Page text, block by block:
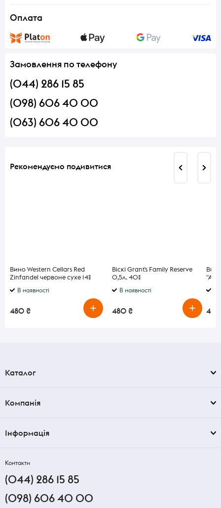
Оплата
Замовлення по телефону
(044) 286 15 85
(098) 606 40 00
(063) 606 40 00
Рекомендуємо подивитися
Вино Western Cellars Red
Zinfandel червоне сухе 14%
В наявності
480 ₴
Віскі Grant`s Family Reserve
0,5л. 40%
В наявності
480 ₴
Каталог
Компанія
Інформація
Контакти
(044) 286 15 85
(098) 606 40 00